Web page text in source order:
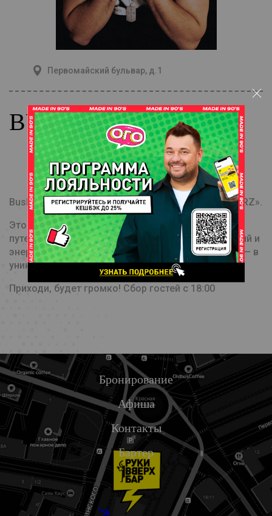
Первомайский бульвар, д.1
BUSHIDO ZHO
Купить билет
Bushido Zho едет в большой тур «SWEET AND TEARZ».
Это будут не просто концерты, а настоящее
путешествие по вселенной артиста, полное эмоций и
энергии. Ваши любимые треки и новый материал — в
уникальном концертном шоу 2026.
Приходи, будет громко! Сбор гостей с 18:00
Бронирование
Афиша
Контакты
Бартер